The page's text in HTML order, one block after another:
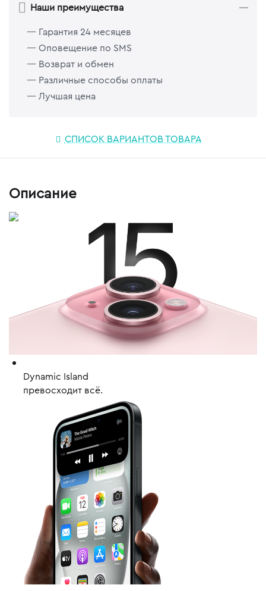
Наши преимущества
— Гарантия 24 месяцев
— Оповещение по SMS
— Возврат и обмен
— Различные способы оплаты
— Лучшая цена
СПИСОК ВАРИАНТОВ ТОВАРА
Описание
Dynamic Island
превосходит всё.